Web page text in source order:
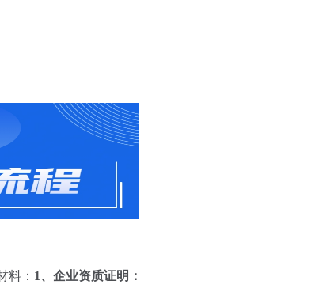
料： 1、企业资质证明：